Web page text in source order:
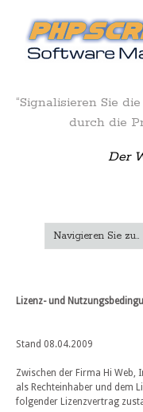
“Signalisieren Sie
durch die
Der
Lizenz- und
Stand 08.04.2009
Zwischen der Firma Hi Web,
als Rechteinhaber und dem
folgender Lizenzvertrag